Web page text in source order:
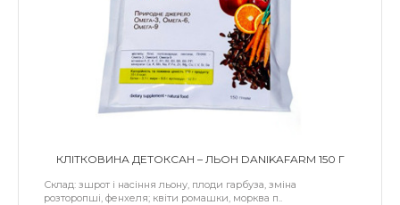
КЛІТКОВИНА ДЕТОКСАН – ЛЬОН DANIKAFARM 150 Г
Склад: зшрот і насіння льону, плоди гарбуза, зміна
розторопші, фенхеля; квіти ромашки, морква п..